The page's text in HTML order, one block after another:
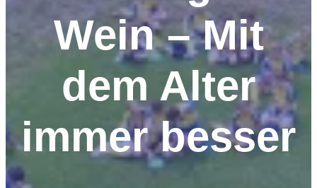
Wein – Mit
dem Alter
immer besser